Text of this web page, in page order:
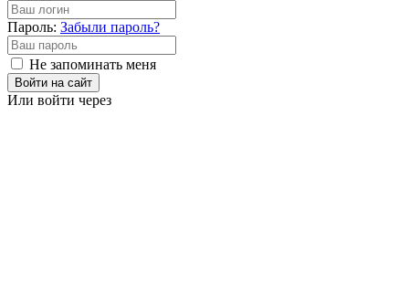
Пароль: Забыли пароль?
Не запоминать меня
Войти на сайт
Или войти через